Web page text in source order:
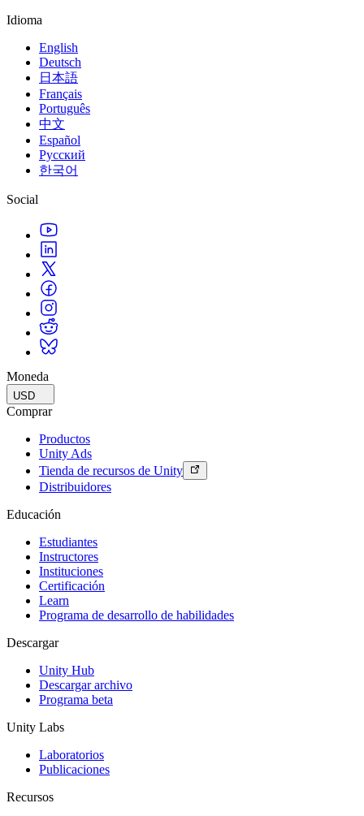
Idioma
English
Deutsch
日本語
Français
Português
中文
Español
Русский
한국어
Social
Moneda
USD
Comprar
Productos
Unity Ads
Tienda de recursos de Unity
Distribuidores
Educación
Estudiantes
Instructores
Instituciones
Certificación
Learn
Programa de desarrollo de habilidades
Descargar
Unity Hub
Descargar archivo
Programa beta
Unity Labs
Laboratorios
Publicaciones
Recursos